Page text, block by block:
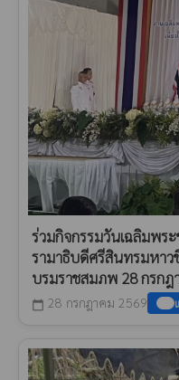
ร่วมกิจกรรมวันเฉลิมพร
รามาธิบดีศรีสินทรมหาว
บรมราชสมภพ 28 กรกฎ
calendar_today 28 กรกฎาคม 2569